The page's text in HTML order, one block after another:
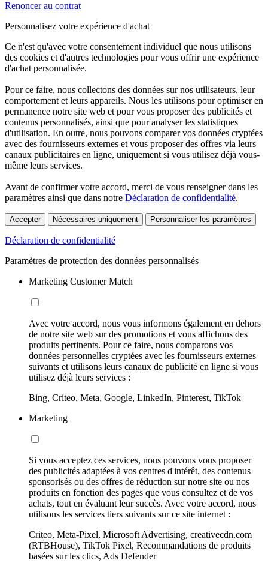
Renoncer au contrat
Personnalisez votre expérience d'achat
Ce n'est qu'avec votre consentement individuel que nous utilisons
des cookies et d'autres technologies pour vous offrir une expérience
d'achat personnalisée.
Pour ce faire, nous collectons des données sur nos utilisateurs, leur
comportement et leurs appareils. Nous les utilisons pour optimiser en
permanence notre site web et pour vous proposer des publicités et
contenus personnalisés, ainsi que pour analyser les statistiques
d'utilisation. En outre, nous pouvons comparer vos données cryptées
avec des fournisseurs externes et vous proposer des offres via leurs
canaux publicitaires en ligne, uniquement si vous utilisez déjà vous-
même leurs services.
Avant de confirmer votre accord, merci de vous renseigner dans les
paramètres ainsi que dans notre Déclaration de confidentialité.
Accepter Nécessaires uniquement Personnaliser les paramètres
Déclaration de confidentialité
Paramètres de protection des données personnalisés
Marketing Customer Match
Avec votre accord, nous vous informons également en dehors
de notre site web sur des promotions et vous affichons des
produits pertinents. Pour ce faire, nous comparons vos
données personnelles cryptées avec les fournisseurs externes
suivants et utilisons leurs canaux de publicité en ligne si vous
utilisez déjà leurs services :
Bing, Criteo, Meta, Google, LinkedIn, Pinterest, TikTok
Marketing
Si vous acceptez ces services, nous pouvons vous proposer
des publicités adaptées à vos centres d'intérêt, des contenus
sponsorisés ou des offres de réduction sur notre site ou nos
produits en fonction des pages que vous consultez et de vos
achats, tout en évaluant leur succès. Avec votre accord, nous
utilisons les services tiers suivants sur ce site internet :
Criteo, Meta-Pixel, Microsoft Advertising, creativecdn.com
(RTBHouse), TikTok Pixel, Recommandations de produits
basées sur les clics, Ads Defender